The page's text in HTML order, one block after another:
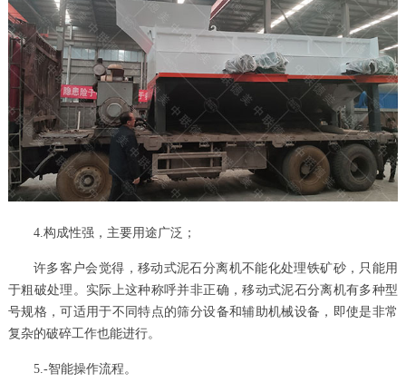
4.构成性强，主要用途广泛；
许多客户会觉得，移动式泥石分离机不能化处理铁矿砂，只能用
于粗破处理。实际上这种称呼并非正确，移动式泥石分离机有多种型
号规格，可适用于不同特点的筛分设备和辅助机械设备，即使是非常
复杂的破碎工作也能进行。
5.-智能操作流程。